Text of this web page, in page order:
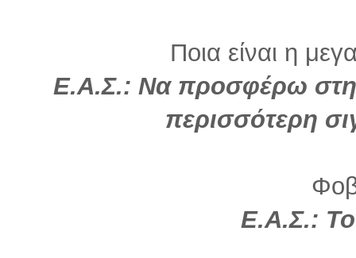
Ποια είναι η
Ε.Α.Σ.: Να προσφέρω
περισσότερη
Ε.Α.Σ.: